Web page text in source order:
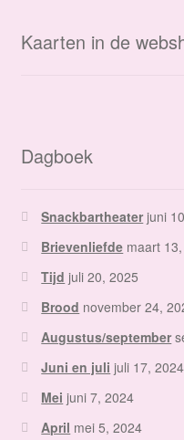
Kaarten in de
Dagboek
Snackbartheater juni
Brievenliefde maart
Tijd juli 20, 2025
Brood november 24,
Augustus/september
Juni en juli juli 17, 2024
Mei juni 7, 2024
April mei 5, 2024